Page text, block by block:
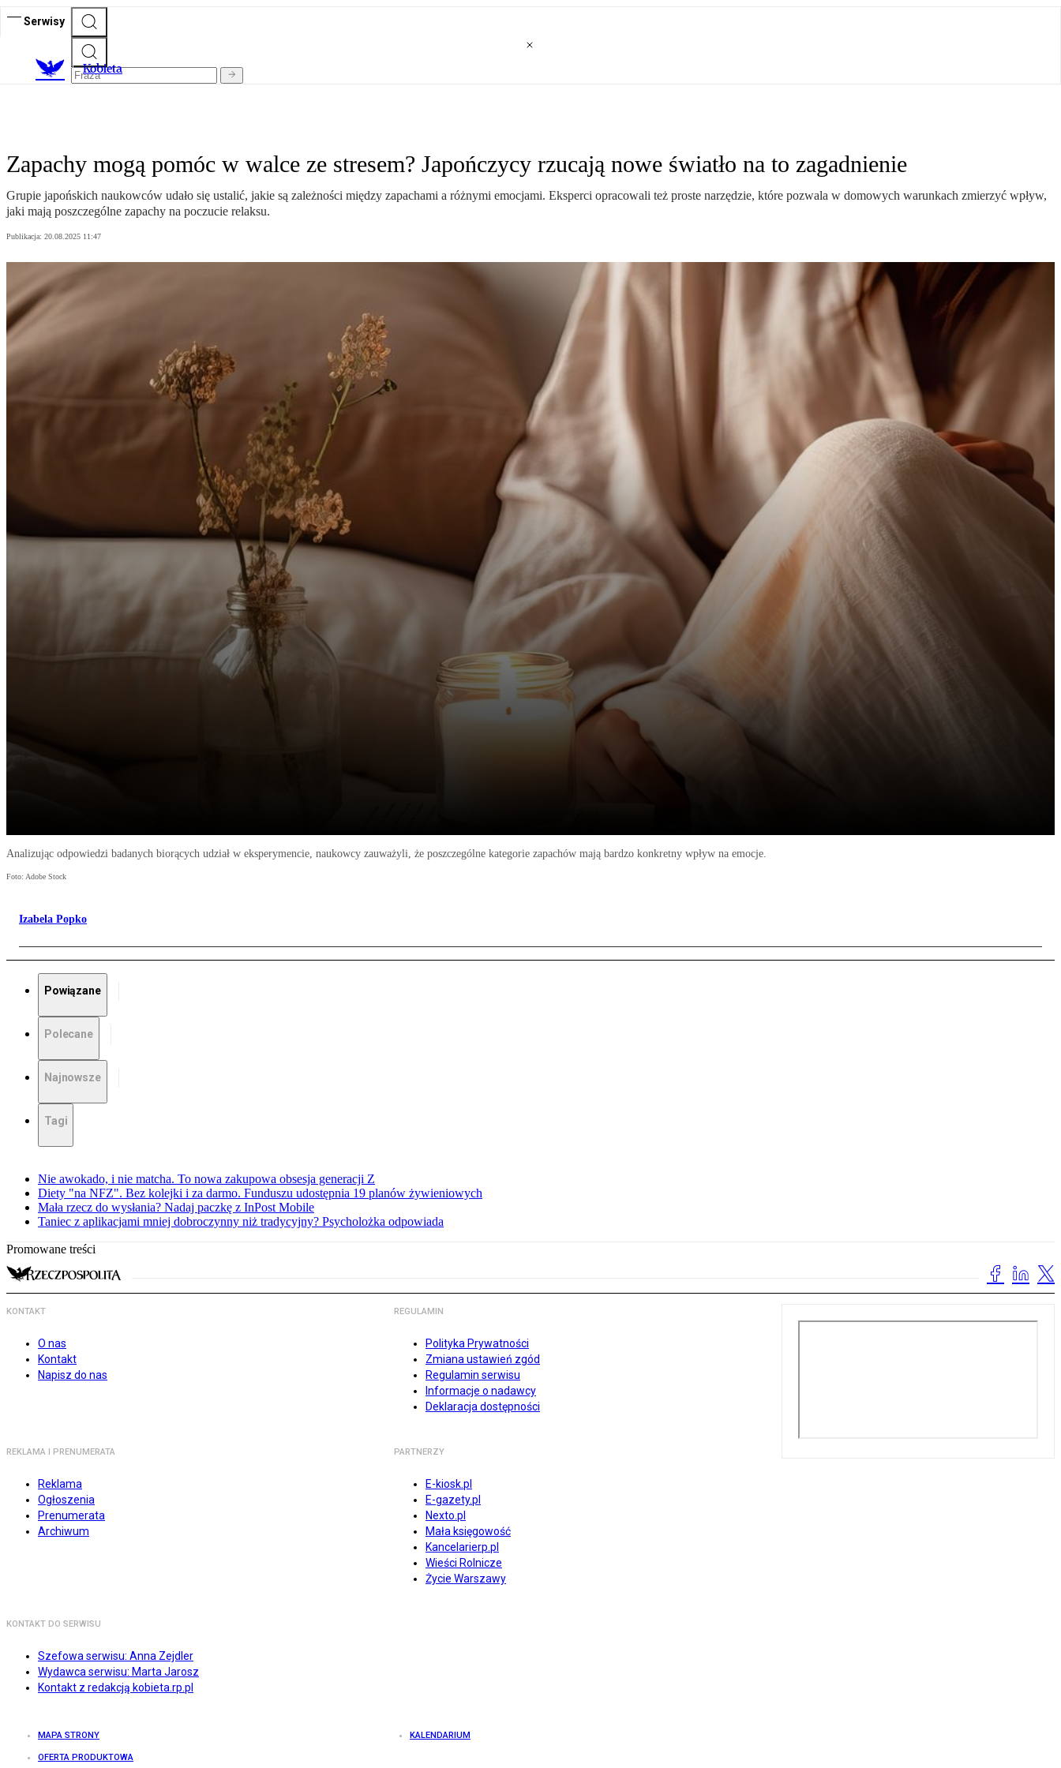
Serwisy
Kobieta
Zapachy mogą pomóc w walce ze stresem? Japończycy rzucają nowe światło na to zagadnienie
Grupie japońskich naukowców udało się ustalić, jakie są zależności między zapachami a różnymi emocjami. Eksperci opracowali też proste narzędzie, które pozwala w domowych warunkach zmierzyć wpływ,
jaki mają poszczególne zapachy na poczucie relaksu.
Publikacja: 20.08.2025 11:47
Analizując odpowiedzi badanych biorących udział w eksperymencie, naukowcy zauważyli, że poszczególne kategorie zapachów mają bardzo konkretny wpływ na emocje.
Foto: Adobe Stock
Izabela Popko
Powiązane
Polecane
Najnowsze
Tagi
Nie awokado, i nie matcha. To nowa zakupowa obsesja generacji Z
Diety "na NFZ". Bez kolejki i za darmo. Funduszu udostępnia 19 planów żywieniowych
Mała rzecz do wysłania? Nadaj paczkę z InPost Mobile
Taniec z aplikacjami mniej dobroczynny niż tradycyjny? Psycholożka odpowiada
Promowane treści
KONTAKT
O nas
Kontakt
Napisz do nas
REGULAMIN
Polityka Prywatności
Zmiana ustawień zgód
Regulamin serwisu
Informacje o nadawcy
Deklaracja dostępności
REKLAMA I PRENUMERATA
Reklama
Ogłoszenia
Prenumerata
Archiwum
PARTNERZY
E-kiosk.pl
E-gazety.pl
Nexto.pl
Mała księgowość
Kancelarierp.pl
Wieści Rolnicze
Życie Warszawy
KONTAKT DO SERWISU
Szefowa serwisu: Anna Zejdler
Wydawca serwisu: Marta Jarosz
Kontakt z redakcją kobieta.rp.pl
MAPA STRONY KALENDARIUM
OFERTA PRODUKTOWA